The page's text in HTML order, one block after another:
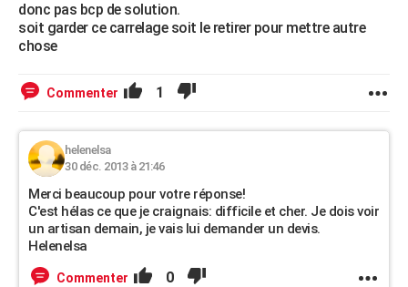
donc pas bcp de solution.
soit garder ce carrelage soit le retirer pour mettre autre
chose
Commenter 1
helenelsa
30 déc. 2013 à 21:46
Merci beaucoup pour votre réponse!
C'est hélas ce que je craignais: difficile et cher. Je dois voir
un artisan demain, je vais lui demander un devis.
Helenelsa
Commenter 0